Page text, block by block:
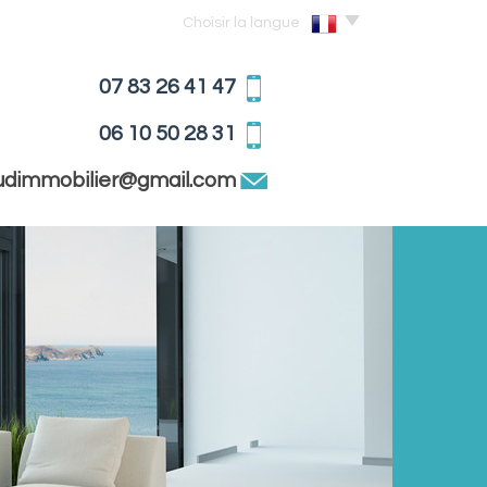
Choisir la langue
07 83 26 41 47
06 10 50 28 31